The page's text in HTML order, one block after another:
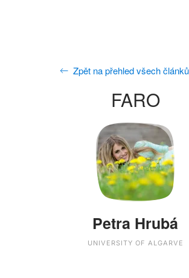
Zpět na přehled všech
FARO
Petra Hrubá
UNIVERSITY OF ALGARVE